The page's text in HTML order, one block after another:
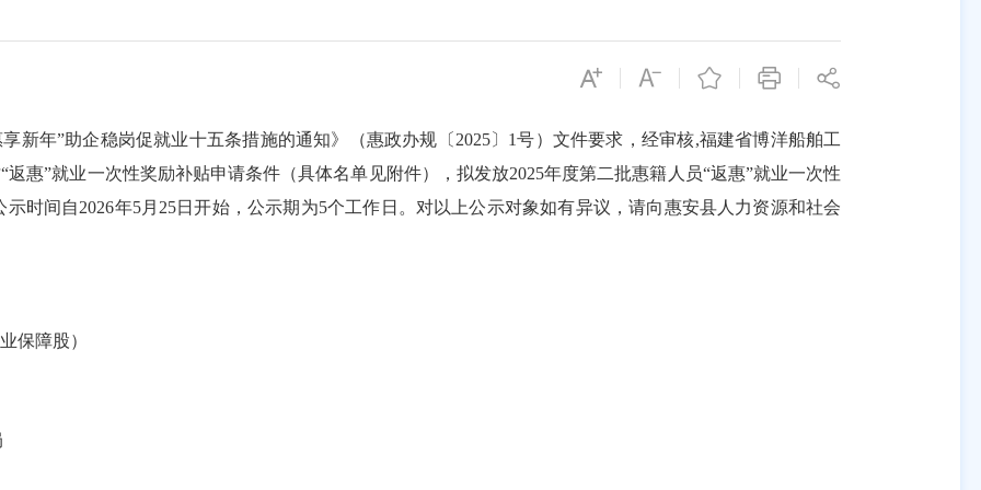
享新年”助企稳岗促就业十五条措施的通知》（惠政办规 〔 2025〕 1号） 文件要求 ，经审核,福建省博洋船舶工
“返惠”就业一次性奖励补贴申请条件（具体名单见附件） ，拟发放2025年度第二批惠籍人员“返惠”就业一次性
示时间自2026年5月 25日开始，公示期为5个工作日。 对以上公示对象如有异议，请向惠安县 人力资源和社会
保障股）